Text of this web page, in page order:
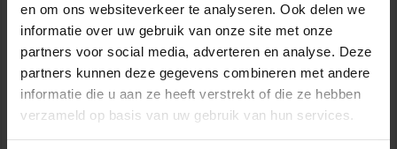
en om ons websiteverkeer te analyseren. Ook delen we
informatie over uw gebruik van onze site met onze
partners voor social media, adverteren en analyse. Deze
partners kunnen deze gegevens combineren met andere
informatie die u aan ze heeft verstrekt of die ze hebben
verzameld op basis van uw gebruik van hun services.
Opleiding Sociale Veiligheid in de Organisatie
VEILIGHEID